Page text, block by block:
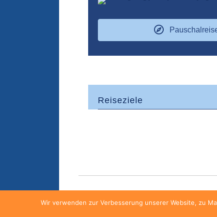
Reiseziele
FAQ Kontakt AGB
Wir verwenden zur Verbesserung unserer Website, zu